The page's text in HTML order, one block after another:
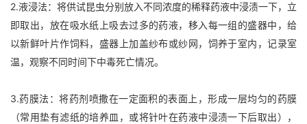
2.液浸法：将供试昆虫分别放入不同浓度的稀释药液中浸渍一下，立
即取出，放在吸水纸上吸去过多的药液，移入每一组的盛器中，给
以新鲜叶片作饲料，盛器上加盖纱布或纱网，饲养于室内，记录室
温，观察不同时间下中毒死亡情况。
3.药膜法：将药剂喷撒在一定面积的表面上，形成一层均匀的药膜
（常用垫有滤纸的培养皿，或将针叶在药液中浸渍一下后取出），